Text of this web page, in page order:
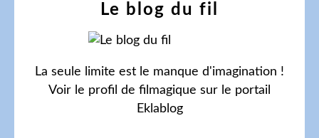
Le blog du fil
La seule limite est le manque d'imagination !
Voir le profil de filmagique sur le portail
Eklablog